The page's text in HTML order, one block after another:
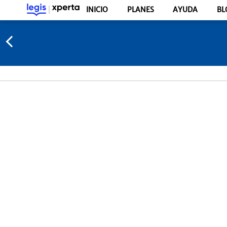
INICIO PLANES AYUDA